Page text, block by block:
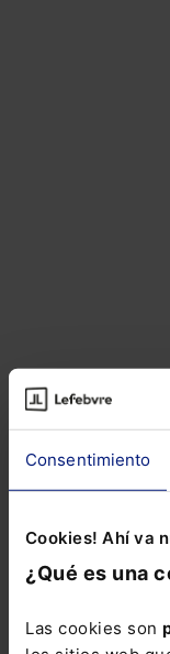
Consentimiento
Cookies! Ahí va
¿Qué es una
Las cookies son